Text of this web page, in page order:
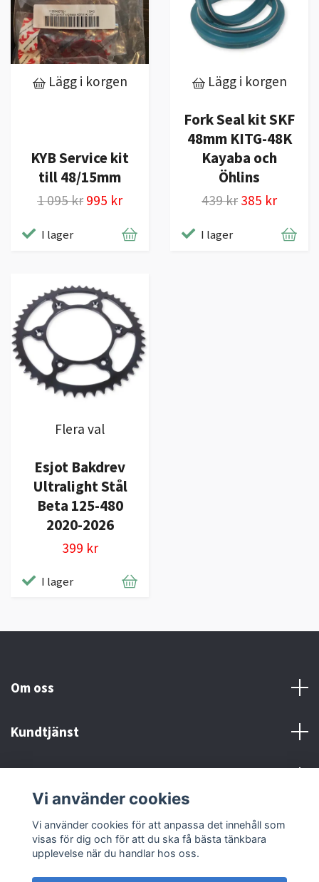
Lägg i korgen
KYB Service kit
till 48/15mm
1 095 kr 995 kr
I lager
Lägg i korgen
Fork Seal kit SKF
48mm KITG-48K
Kayaba och
Öhlins
439 kr 385 kr
I lager
Flera val
Esjot Bakdrev
Ultralight Stål
Beta 125-480
2020-2026
399 kr
I lager
Om oss
Kundtjänst
Sociala medier
Vi använder cookies
Vi använder cookies för att anpassa det innehåll som
visas för dig och för att du ska få bästa tänkbara
upplevelse när du handlar hos oss.